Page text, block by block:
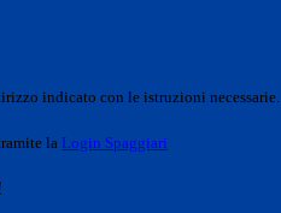
indicato con le istruzioni necessarie.
la Login Spaggiari